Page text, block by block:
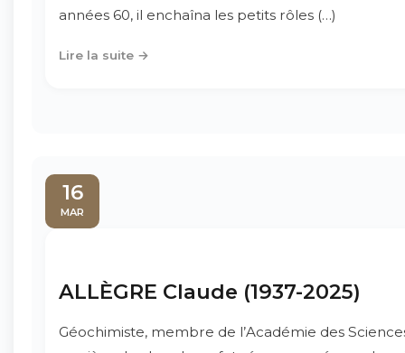
années 60, il enchaîna les petits rôles (…)
Lire la suite →
16
MAR
ALLÈGRE Claude (1937-2025)
Géochimiste, membre de l’Académie des